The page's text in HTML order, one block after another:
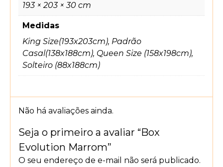
193 × 203 × 30 cm
Medidas
King Size(193x203cm), Padrão
Casal(138x188cm), Queen Size (158x198cm),
Solteiro (88x188cm)
Não há avaliações ainda.
Seja o primeiro a avaliar “Box
Evolution Marrom”
O seu endereço de e-mail não será publicado.